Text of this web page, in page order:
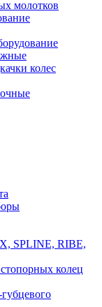
молотков
колес
SPLINE, RIBE,
колец